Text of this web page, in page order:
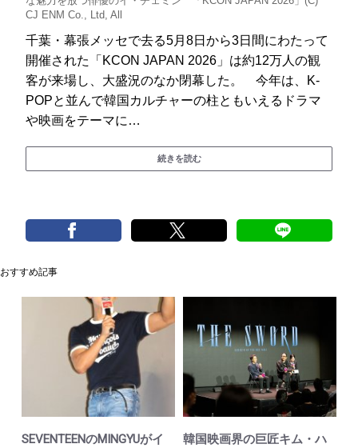
CJ ENM Co., Ltd, All
千葉・幕張メッセで去る5月8日から3日間にわたって
開催された「KCON JAPAN 2026」は約12万人の観
客が来場し、大盛況のなか閉幕した。 今年は、K-
POPと並んで韓国カルチャーの柱ともいえるドラマ
や映画をテーマに…
続きを読む
おすすめ記事
SEVENTEENのMINGYUがイ
韓国映画界の巨匠キム・ハ